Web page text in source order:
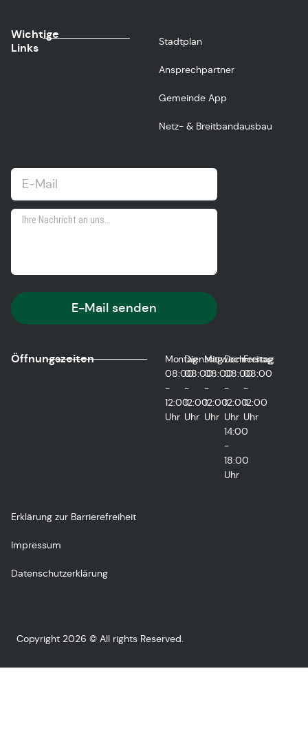
Wichtige
Links
Stadtplan
Ansprechpartner
Gemeinde App
Netz- & Breitbandausbau
E-Mail senden
Öffnungszeiten
Montag
08:00
-
12:00
Uhr
Dienstag
08:00
-
12:00
Uhr
Mittwoch
08:00
-
12:00
Uhr
Donnerstag
08:00
-
12:00
Uhr
14:00
-
18:00
Uhr
Freitag
08:00
-
12:00
Uhr
Erklärung zur Barrierefreiheit
Impressum
Datenschutzerklärung
Copyright 2026 © All rights Reserved.